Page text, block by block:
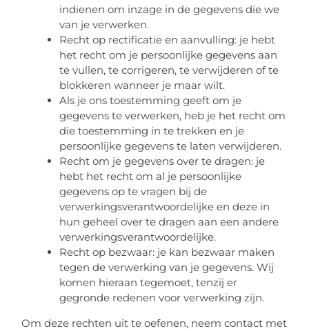
indienen om inzage in de gegevens die we
van je verwerken.
Recht op rectificatie en aanvulling: je hebt
het recht om je persoonlijke gegevens aan
te vullen, te corrigeren, te verwijderen of te
blokkeren wanneer je maar wilt.
Als je ons toestemming geeft om je
gegevens te verwerken, heb je het recht om
die toestemming in te trekken en je
persoonlijke gegevens te laten verwijderen.
Recht om je gegevens over te dragen: je
hebt het recht om al je persoonlijke
gegevens op te vragen bij de
verwerkingsverantwoordelijke en deze in
hun geheel over te dragen aan een andere
verwerkingsverantwoordelijke.
Recht op bezwaar: je kan bezwaar maken
tegen de verwerking van je gegevens. Wij
komen hieraan tegemoet, tenzij er
gegronde redenen voor verwerking zijn.
Om deze rechten uit te oefenen, neem contact met